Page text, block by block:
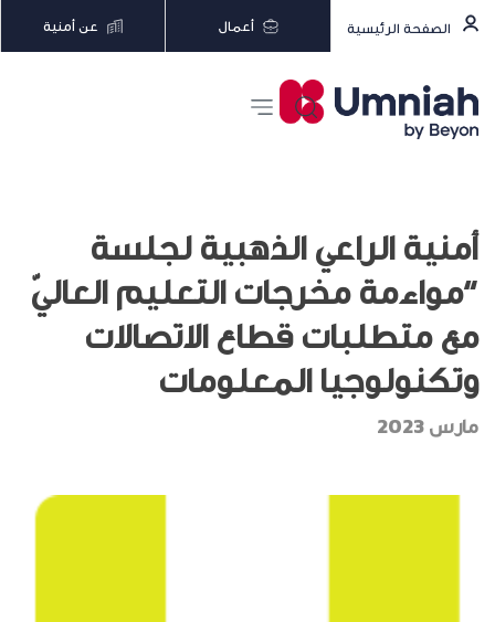
الصفحة الرئيسية أعمال عن أمنية
أمنية الراعي الذهبية لجلسة
“مواءمة مخرجات التعليم العاليّ
مع متطلبات قطاع الاتصالات
وتكنولوجيا المعلومات
مارس 2023